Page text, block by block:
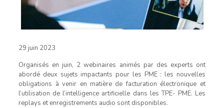
29 juin 2023
Organisés en juin, 2 webinaires animés par des experts ont
abordé deux sujets impactants pour les PME : les nouvelles
obligations à venir en matière de facturation électronique et
l’utilisation de l’intelligence artificielle dans les TPE- PME. Les
replays et enregistrements audio sont disponibles.